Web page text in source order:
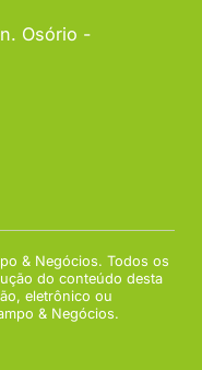
Osório -
& Negócios. Todos os
do conteúdo desta
eletrônico ou
& Negócios.